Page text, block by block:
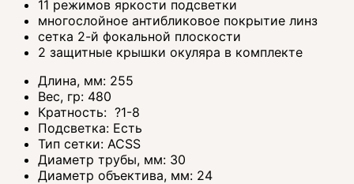
11 режимов яркости подсветки
многослойное антибликовое покрытие линз
сетка 2-й фокальной плоскости
2 защитные крышки окуляра в комплекте
Длина, мм: 255
Вес, гр: 480
Кратность: ?1-8
Подсветка: Есть
Тип сетки: ACSS
Диаметр трубы, мм: 30
Диаметр объектива, мм: 24